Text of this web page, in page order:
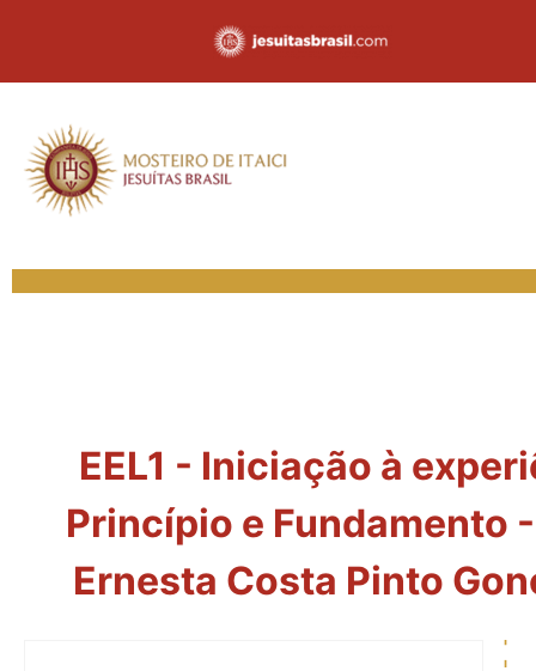
EEL1 - Iniciação à
Princípio e Fundamento
Ernesta Costa Pinto